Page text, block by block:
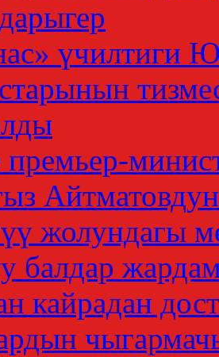
үчилтиги
премьер-
жолундагы
балдар
кайрадан